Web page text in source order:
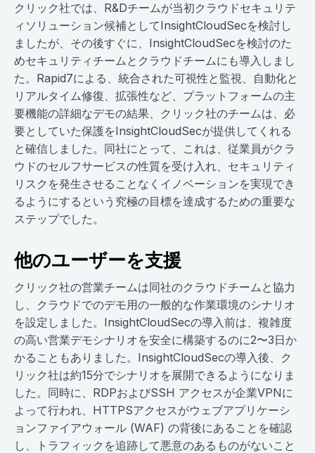
クリック社では、R&Dチームが当初クラウドセキュリテ
ィソリューション候補としてInsightCloudSecを検討し
ましたが、その後すぐに、InsightCloudSecを検討のた
めセキュリティチームとクラウドチームにも導入しまし
た。Rapid7による、統合された可視性と監視、自動化と
リアルタイム修復、拡張性など、プラットフォームの主
要機能の詳細なデモの結果、クリック社のチームは、必
要としていた保護をInsightCloudSecが提供してくれる
と確信しました。同社にとって、これは、従業員がクラ
ウドのセルフサービスの性質を受け入れ、セキュリティ
リスクを発生させることなくイノベーションを実現でき
るようにするという究極の目標を達成するための重要な
ステップでした。
他のユーザーを支援
クリック社の営業チームは同社のクラウドチームと協力
し、クラウドでのデモ用の一般的な作業環境のシナリオ
を設定しました。InsightCloudSecの導入前は、複雑度
の高い営業デモシナリオを安全に構築するのに2〜3日か
かることもありました。InsightCloudSecの導入後、ク
リック社は約15分でシナリオを展開できるようになりま
した。同時に、RDPおよびSSH アクセスが企業VPNに
よって行われ、HTTPSアクセスがウェブアプリケーシ
ョンファイアウォール (WAF) の背後にあることを確認
し、トラフィックを追跡して悪意のあるものがないこと